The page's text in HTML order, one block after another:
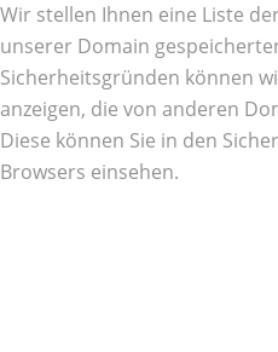
Wir stellen Ihnen eine Liste
unserer Domain
Sicherheitsgründen können
anzeigen, die von anderen
Diese können Sie in den
Browsers einsehen.